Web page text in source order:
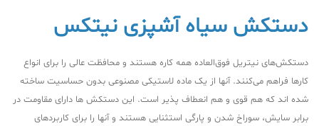
دستکش سیاه آشپزی نیتکس
دستکش‌های نیتریل فوق‌العاده همه کاره هستند و محافظت عالی را برای انواع
کارها فراهم می‌کنند. آنها از یک ماده لاستیکی مصنوعی بدون حساسیت ساخته
شده اند که هم قوی و هم انعطاف پذیر است. این دستکش ها دارای مقاومت در
برابر سایش، سوراخ شدن و پارگی استثنایی هستند و آنها را برای کاربردهای